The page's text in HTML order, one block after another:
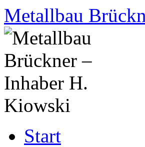
Zum
Inhalt
springen
Metallbau
Start